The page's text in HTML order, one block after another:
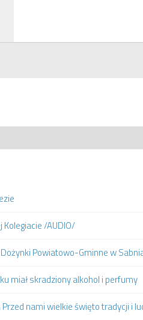
/AUDIO/
Powiatowo-Gminne w
miał skradziony alkohol i perfumy
nami wielkie święto tradycji i